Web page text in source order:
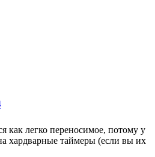
как легко переносимое, потому у
хардварные таймеры (если вы их